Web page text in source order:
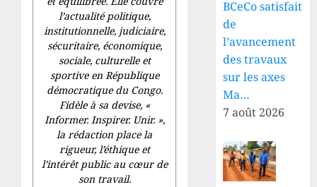
l’actualité politique,
institutionnelle, judiciaire,
sécuritaire, économique,
sociale, culturelle et
sportive en République
démocratique du Congo.
Fidèle à sa devise, «
Informer. Inspirer. Unir.»,
la rédaction place la
rigueur, l’éthique et
l’intérêt public au cœur de
son travail.
BCeCo satisfait
de
l’avancement
des travaux
sur les axes
Ma…
7 août 2026